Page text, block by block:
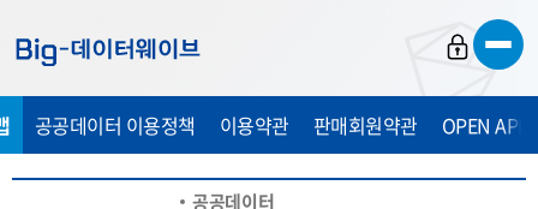
가
기
가
기
가
기
공공데이터 이용정책 이용약관 판매회원약관 OPEN API
공공데이터